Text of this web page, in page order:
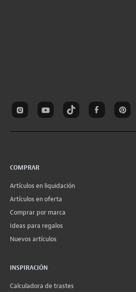
COMPRAR
Artículos en liquidación
Artículos en oferta
Comprar por marca
Ideas para regalos
Nuevos artículos
INSPIRACIÓN
Calculadora de trastes